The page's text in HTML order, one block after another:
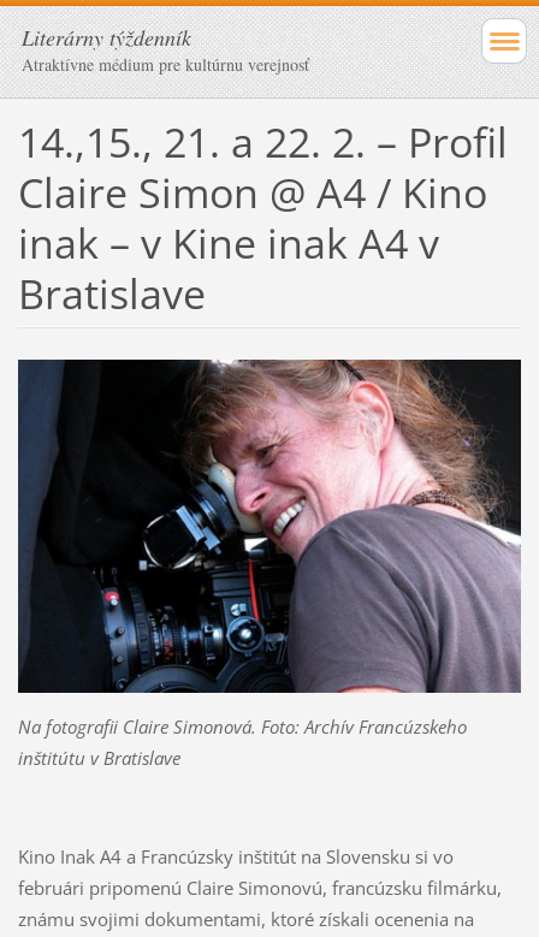
Literárny týždenník
Atraktívne médium pre kultúrnu verejnosť
14.,15., 21. a 22. 2. – Profil
Claire Simon @ A4 / Kino
inak – v Kine inak A4 v
Bratislave
Na fotografii Claire Simonová. Foto: Archív Francúzskeho
inštitútu v Bratislave
Kino Inak A4 a Francúzsky inštitút na Slovensku si vo
februári pripomenú Claire Simonovú, francúzsku filmárku,
známu svojimi dokumentami, ktoré získali ocenenia na